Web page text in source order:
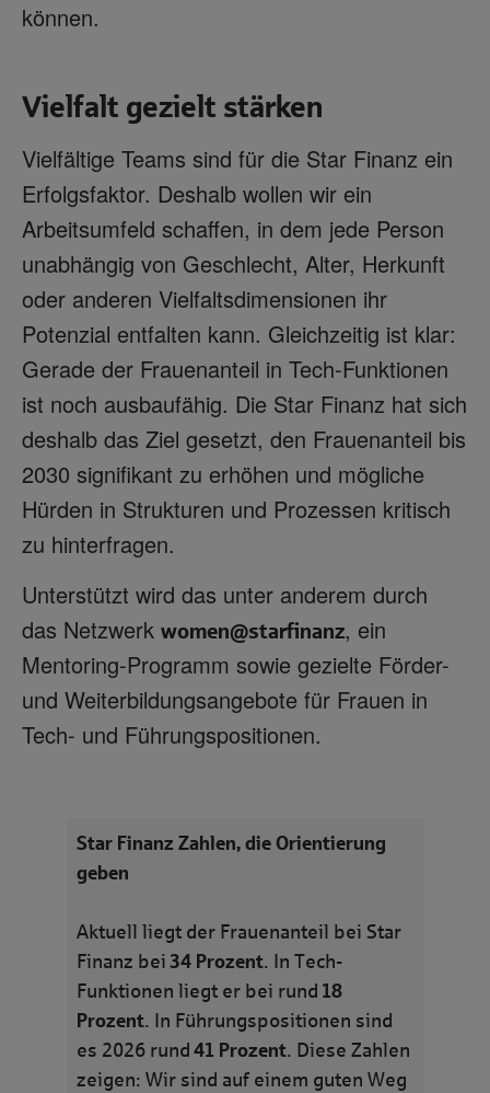
können.
Vielfalt gezielt stärken
Vielfältige Teams sind für die Star Finanz ein
Erfolgsfaktor. Deshalb wollen wir ein
Arbeitsumfeld schaffen, in dem jede Person
unabhängig von Geschlecht, Alter, Herkunft
oder anderen Vielfaltsdimensionen ihr
Potenzial entfalten kann. Gleichzeitig ist klar:
Gerade der Frauenanteil in Tech-Funktionen
ist noch ausbaufähig. Die Star Finanz hat sich
deshalb das Ziel gesetzt, den Frauenanteil bis
2030 signifikant zu erhöhen und mögliche
Hürden in Strukturen und Prozessen kritisch
zu hinterfragen.
Unterstützt wird das unter anderem durch
das Netzwerk women@starfinanz, ein
Mentoring-Programm sowie gezielte Förder-
und Weiterbildungsangebote für Frauen in
Tech- und Führungspositionen.
Star Finanz Zahlen, die Orientierung
geben
Aktuell liegt der Frauenanteil bei Star
Finanz bei34 Prozent. In Tech-
Funktionen liegt er bei rund 18
Prozent. In Führungspositionen sind
es 2026 rund41 Prozent. Diese Zahlen
zeigen: Wir sind auf einem guten Weg